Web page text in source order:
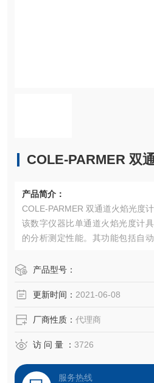
COLE-PARMER 双
产品简介：
COLE-PARMER 双通道火焰光度计
该数字仪器比单通道火焰光度计
的分析测定性能。其功能包括自
的测量范围扩大至 40ppm。
产品型号：
更新时间： 2021-06-08
厂商性质： 代理商
访 问 量 ： 3726
服务热线